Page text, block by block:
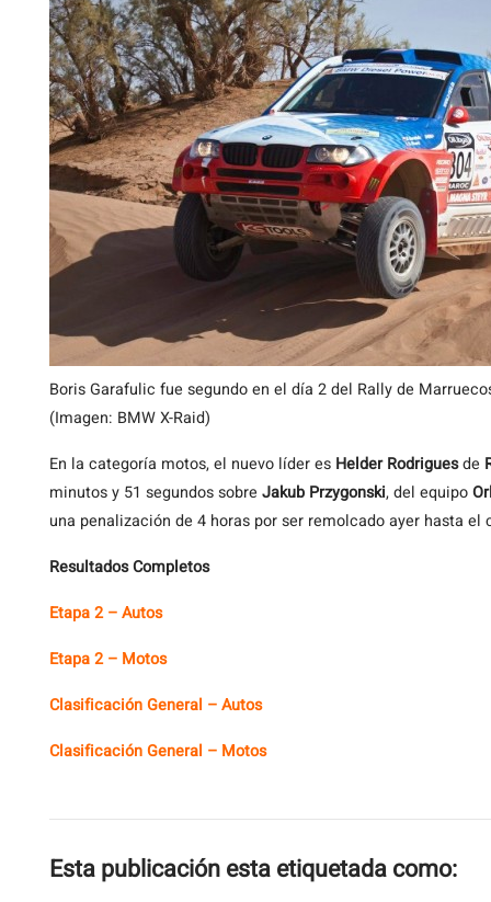
Boris Garafulic fue segundo en el día 2 del Rally de
(Imagen: BMW X-Raid)
En la categoría motos, el nuevo líder es Helder Rodriguesde
minutos y 51 segundos sobre Jakub Przygonski, del equipo
una penalización de 4 horas por ser remolcado ayer hasta el
Resultados Completos
Etapa 2 – Autos
Etapa 2 – Motos
Clasificación General – Autos
Clasificación General – Motos
Esta publicación esta etiquetada como: